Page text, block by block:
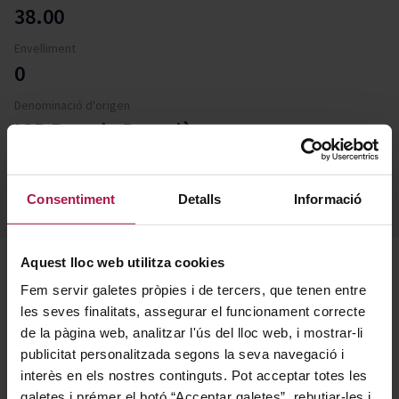
Consentiment Detalls Informació
Aquest lloc web utilitza cookies
Fem servir galetes pròpies i de tercers, que tenen entre
les seves finalitats, assegurar el funcionament correcte
de la pàgina web, analitzar l'ús del lloc web, i mostrar-li
publicitat personalitzada segons la seva navegació i
interès en els nostres continguts. Pot acceptar totes les
38.00
Envelliment
0
Denominació d'origen
IGP Brandy Penedès
No
Descripció
Pack de degustación compuesto por 5 botellas de
brandy Torres 10, elaborado a partir de vino blanco